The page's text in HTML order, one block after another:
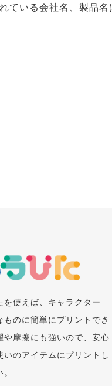
ている会社名、製品名
を使えば、キャラクター
ものに簡単にプリントでき
や摩擦にも強いので、安心
いのアイテムにプリントし